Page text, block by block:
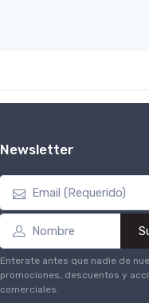
Newsletter
Enterate antes que nadie de
promociones, descuentos y
comerciales.